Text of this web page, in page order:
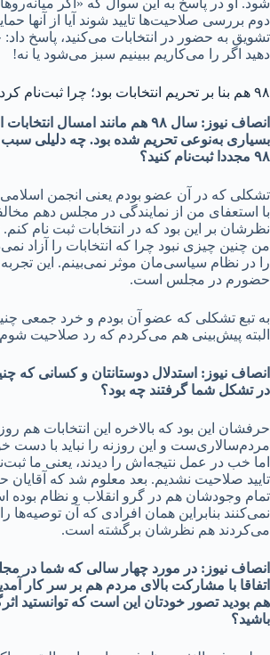
شود. او در پاسخ به این سوال که «اگر
دوم بررسی صلاحیت‌ها تایید شوند آیا از آنها
تشویق به حضور در انتخابات می‌کنید، پاسخ داد:
دهید اگر را می‌کاریم ببینیم سبز می‌شود یا نه!
۹۸ هم بنا بر تحریم انتخابات بود؛ چرا ثبت‌نام کردید؟!
انصاف نیوز: سال ۹۸ هم مانند امسال
بسیاری به‌نوعی تحریم شده بود. چه دلیلی
۹۸ مجددا ثبت‌نام کنید؟
تشکلی که در آن عضو بودم یعنی انجمن
با استعفای من از نمایندگی در مجلس دهم
نظرشان بر این بود که در انتخابات ثبت نام
من چنین چیزی نبود چرا که انتخابات را آزاد
را در نظام سیاسی‌مان موثر نمی‌بینم. این
حضورم در مجلس است.
به تبع تشکلی که عضو آن بودم و خرد جمعی
البته پیش‌بینی هم می‌کردم که رد صلاحیت
انصاف نیوز: استدلال دوستانتان و کسانی که
در تشکل شما گرفتند چه بود؟
حرفشان این بود که بالاخره این انتخابات هم
مردم‌سالاری‌ست و این روزنه را نباید با دست
اما خب در عمل نتیجه‌اش را دیدند، یعنی ما
تایید صلاحیت نشدیم. بعد معلوم شد که آقایان
تمام وجودشان هم در گرو انقلاب و نظام بوده
نمی‌کنند بنابراین همان افرادی که آن توصیه‌ها
می‌کردند هم نظرشان برگشته است.
انصاف نیوز: در مورد چهار سالی که شما در
اتفاقا با مشارکت بالای مردم هم بر سر کار
هم بودید تصور خودتان این است که توانستید
باشید؟